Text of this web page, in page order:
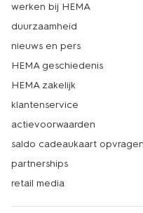
werken bij HEMA
duurzaamheid
nieuws en pers
HEMA geschiedenis
HEMA zakelijk
klantenservice
actievoorwaarden
saldo cadeaukaart opvragen
partnerships
retail media